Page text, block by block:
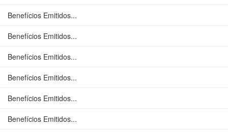
Benefícios Emitidos...
Benefícios Emitidos...
Benefícios Emitidos...
Benefícios Emitidos...
Benefícios Emitidos...
Benefícios Emitidos...